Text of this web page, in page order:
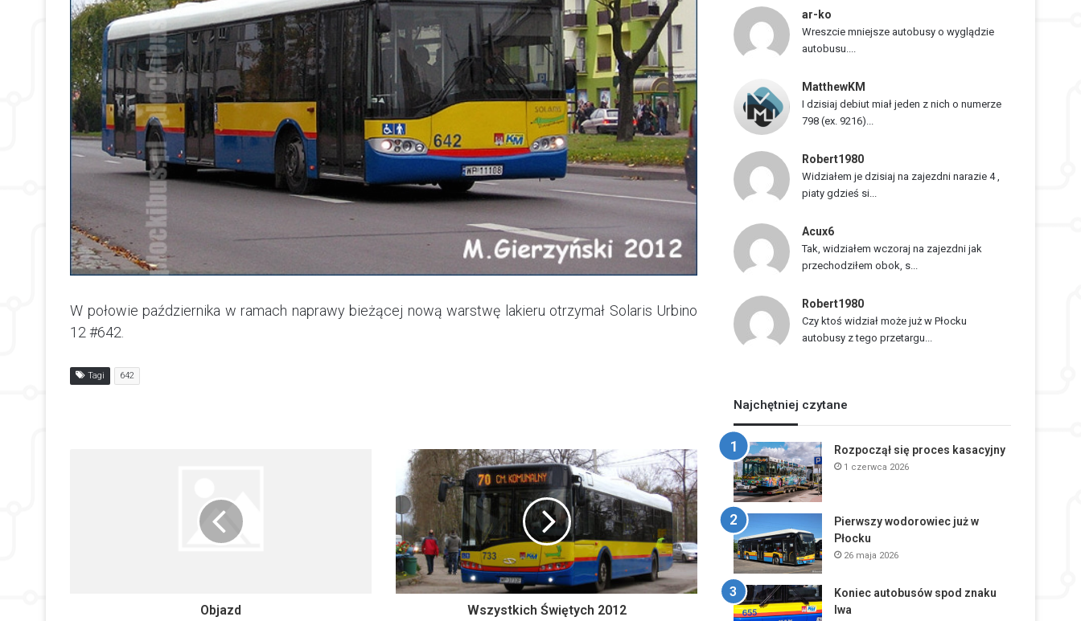
W połowie października w ramach naprawy bieżącej nową warstwę lakieru otrzymał Solaris Urbino
12 #642.
Tagi 642
Objazd Wszystkich Świętych 2012
j
a
ar-ko
Wreszcie mniejsze autobusy o wyglądzie
autobusu....
MatthewKM
I dzisiaj debiut miał jeden z nich o numerze
798 (ex. 9216)...
Robert1980
Widziałem je dzisiaj na zajezdni narazie 4 ,
piaty gdzieś si...
Acux6
Tak, widziałem wczoraj na zajezdni jak
przechodziłem obok, s...
Robert1980
Czy ktoś widział może już w Płocku
autobusy z tego przetargu...
Najchętniej czytane
Rozpoczął się proces kasacyjny
1 czerwca 2026
Pierwszy wodorowiec już w
Płocku
26 maja 2026
Koniec autobusów spod znaku
lwa